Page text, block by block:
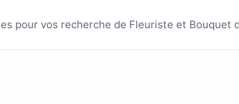
villes -
pour vos recherche de Fleuriste et Bouquet